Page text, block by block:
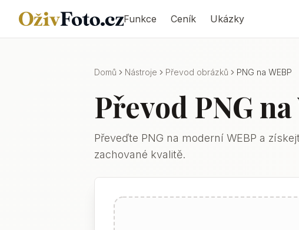
Funkce Ceník Ukázky
Domů Nástroje Převod obrázků PNG na WEBP
Převod PNG
Převeďte PNG na moderní WEBP a
zachované kvalitě.